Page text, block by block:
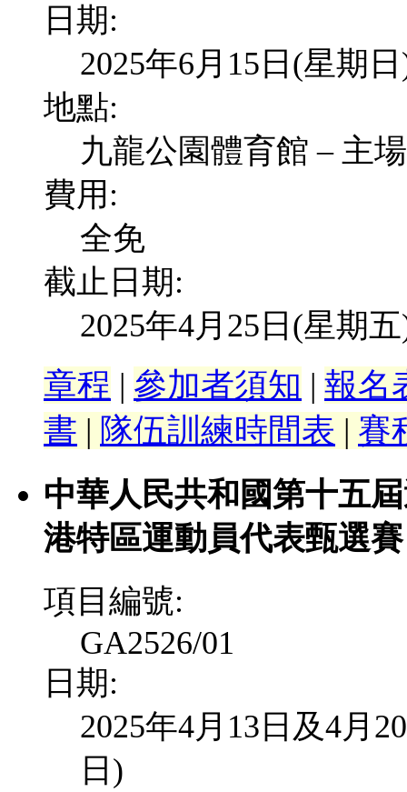
日期:
2025年6月15日(星期
地點:
九龍公園體育館 – 主場
費用:
全免
截止日期:
2025年4月25日(星期
章程 | 參加者須知 | 報名
書 | 隊伍訓練時間表 | 賽
中華人民共和國第十五
港特區運動員代表甄選賽
項目編號:
GA2526/01
日期:
2025年4月13日及4月
日)